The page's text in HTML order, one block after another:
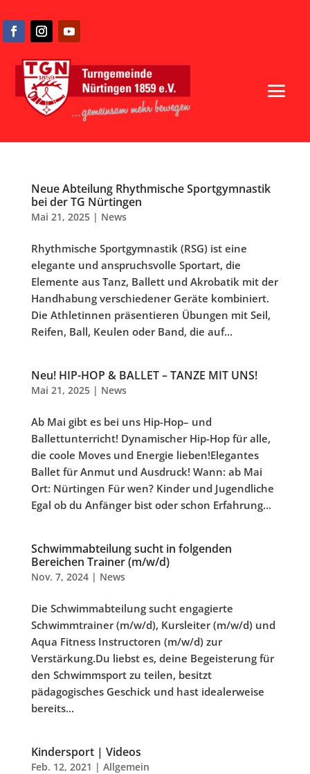
Neue Abteilung Rhythmische Sportgymnastik
bei der TG Nürtingen
Mai 21, 2025| News
Rhythmische Sportgymnastik (RSG) ist eine
elegante und anspruchsvolle Sportart, die
Elemente aus Tanz, Ballett und Akrobatik mit der
Handhabung verschiedener Geräte kombiniert.
Die Athletinnen präsentieren Übungen mit Seil,
Reifen, Ball, Keulen oder Band, die auf...
Neu! HIP-HOP & BALLET – TANZE MIT UNS!
Mai 21, 2025| News
Ab Mai gibt es bei uns Hip-Hop– und
Ballettunterricht! Dynamischer Hip-Hop für alle,
die coole Moves und Energie lieben!Elegantes
Ballet für Anmut und Ausdruck! Wann: ab Mai
Ort: Nürtingen Für wen? Kinder und Jugendliche
Egal ob du Anfänger bist oder schon Erfahrung...
Schwimmabteilung sucht in folgenden
Bereichen Trainer (m/w/d)
Nov. 7, 2024| News
Die Schwimmabteilung sucht engagierte
Schwimmtrainer (m/w/d), Kursleiter (m/w/d) und
Aqua Fitness Instructoren (m/w/d) zur
Verstärkung.Du liebst es, deine Begeisterung für
den Schwimmsport zu teilen, besitzt
pädagogisches Geschick und hast idealerweise
bereits...
Kindersport | Videos
Feb. 12, 2021 | Allgemein